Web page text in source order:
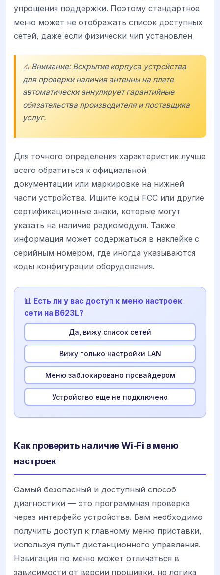
упрощения поддержки. Поэтому стандартное
меню может не отображать список доступных
сетей, даже если физически чип установлен.
⚠️ Внимание: Вскрытие корпуса устройства
для проверки наличия антенны на плате
автоматически аннулирует гарантийные
обязательства производителя и поставщика
услуг.
Для точного определения характеристик лучше
всего обратиться к официальной
документации или маркировке на нижней
части устройства. Ищите коды FCC или другие
сертификационные знаки, которые могут
указать на наличие радиомодуля. Также
информация может содержаться в наклейке с
серийным номером, где иногда указываются
коды конфигурации оборудования.
📊 Есть ли у вас доступ к меню настроек
сети на B623L?
Да, вижу список сетей
Вижу только настройки LAN
Меню заблокировано провайдером
Устройство еще не подключено
Как проверить наличие Wi-Fi в меню
настроек
Самый безопасный и доступный способ
диагностики — это программная проверка
через интерфейс устройства. Вам необходимо
получить доступ к главному меню приставки,
используя пульт дистанционного управления.
Навигация по меню может отличаться в
зависимости от версии прошивки, но логика